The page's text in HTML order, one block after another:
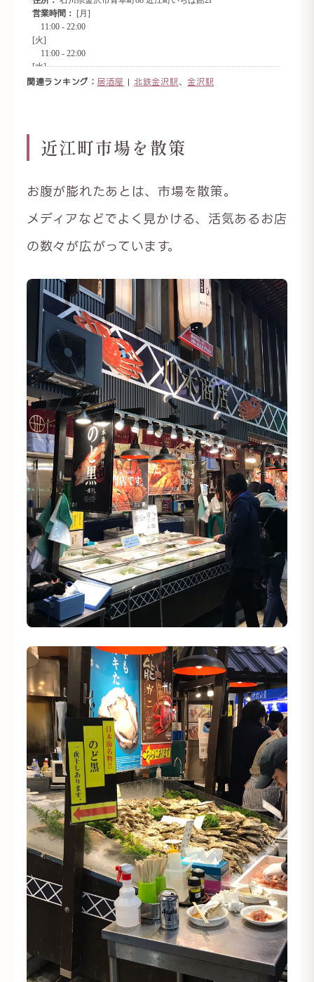
関連ランキング： 居酒屋 |北鉄金沢駅 、金沢駅
近江町市場を散策
お腹が膨れたあとは、市場を散策。
メディアなどでよく見かける、活気あるお店
の数々が広がっています。